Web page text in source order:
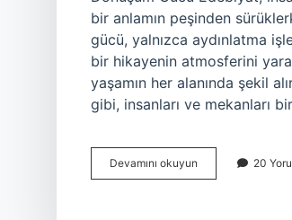
bir anlamın peşinden
gücü, yalnızca aydınlatma
bir hikayenin atmosferini
yaşamın her alanında şekil
gibi, insanları ve mekanları
Devamını okuyun
bacası
20